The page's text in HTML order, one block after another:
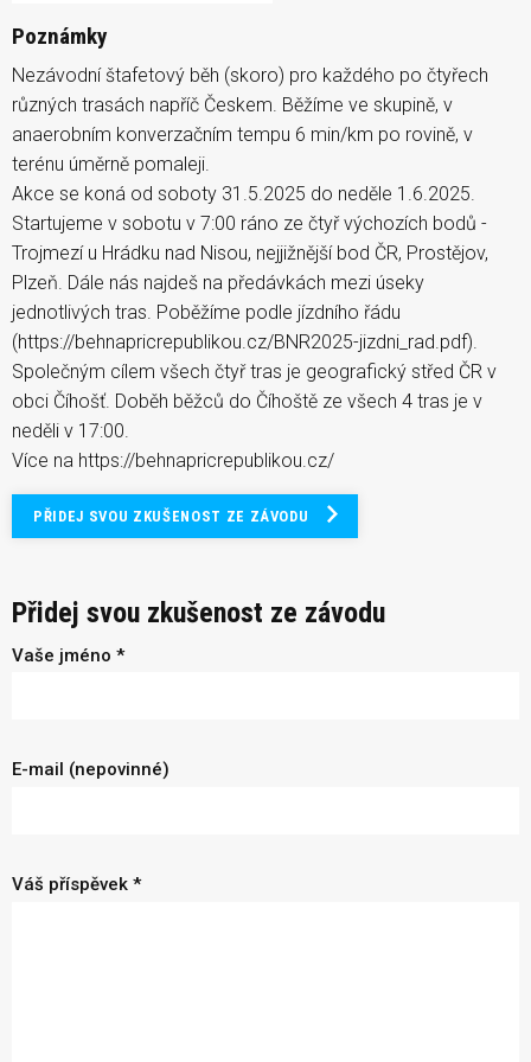
Poznámky
Nezávodní štafetový běh (skoro) pro každého po čtyřech
různých trasách napříč Českem. Běžíme ve skupině, v
anaerobním konverzačním tempu 6 min/km po rovině, v
terénu úměrně pomaleji.
Akce se koná od soboty 31.5.2025 do neděle 1.6.2025.
Startujeme v sobotu v 7:00 ráno ze čtyř výchozích bodů -
Trojmezí u Hrádku nad Nisou, nejjižnější bod ČR, Prostějov,
Plzeň. Dále nás najdeš na předávkách mezi úseky
jednotlivých tras. Poběžíme podle jízdního řádu
(https://behnapricrepublikou.cz/BNR2025-jizdni_rad.pdf).
Společným cílem všech čtyř tras je geografický střed ČR v
obci Číhošť. Doběh běžců do Číhoště ze všech 4 tras je v
neděli v 17:00.
Více na https://behnapricrepublikou.cz/
PŘIDEJ SVOU ZKUŠENOST ZE ZÁVODU
Přidej svou zkušenost ze závodu
Vaše jméno *
E-mail (nepovinné)
Váš příspěvek *